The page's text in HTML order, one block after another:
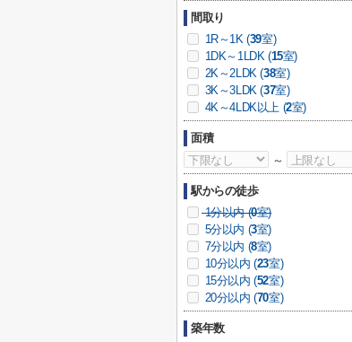
間取り
1R～1K (39室)
1DK～1LDK (15室)
2K～2LDK (38室)
3K～3LDK (37室)
4K～4LDK以上 (2室)
面積
～
駅からの徒歩
1分以内 (0室)
5分以内 (3室)
7分以内 (8室)
10分以内 (23室)
15分以内 (52室)
20分以内 (70室)
築年数